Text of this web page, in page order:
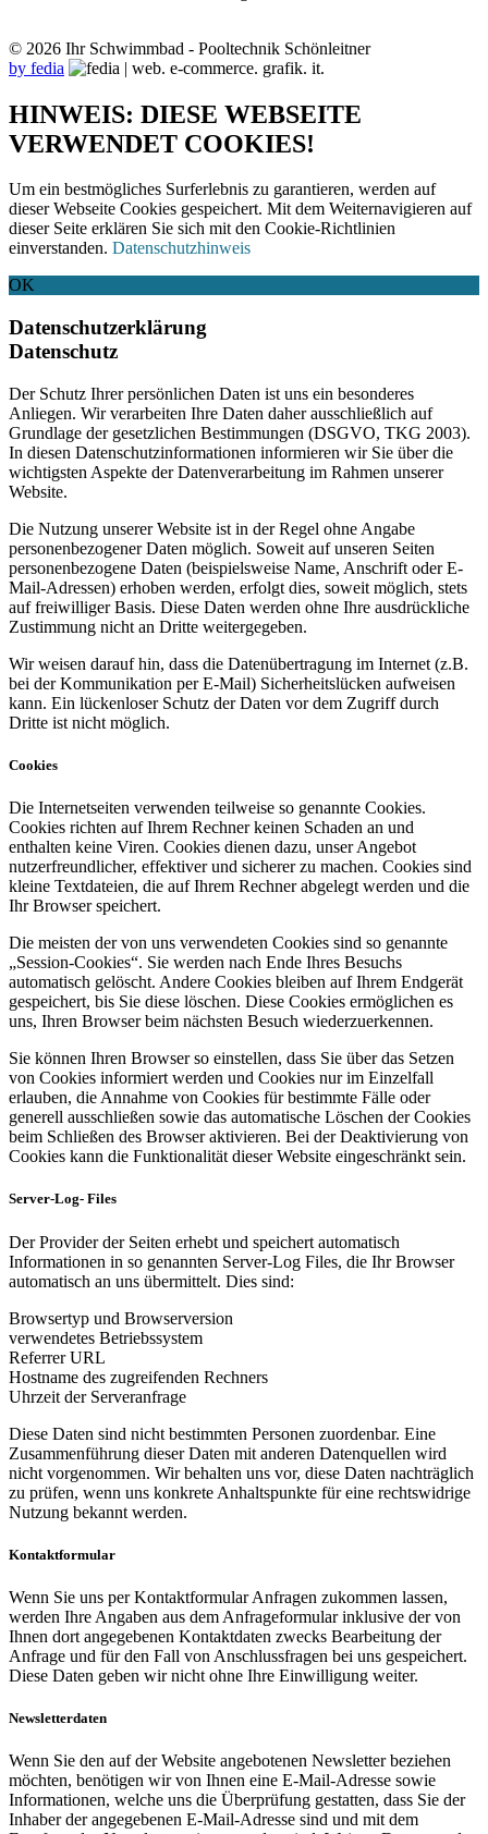
© 2026 Ihr Schwimmbad - Pooltechnik Schönleitner
by fedia
HINWEIS: DIESE WEBSEITE
VERWENDET COOKIES!
Um ein bestmögliches Surferlebnis zu garantieren, werden auf
dieser Webseite Cookies gespeichert. Mit dem Weiternavigieren auf
dieser Seite erklären Sie sich mit den Cookie-Richtlinien
einverstanden. Datenschutzhinweis
OK
Datenschutzerklärung
Datenschutz
Der Schutz Ihrer persönlichen Daten ist uns ein besonderes
Anliegen. Wir verarbeiten Ihre Daten daher ausschließlich auf
Grundlage der gesetzlichen Bestimmungen (DSGVO, TKG 2003).
In diesen Datenschutzinformationen informieren wir Sie über die
wichtigsten Aspekte der Datenverarbeitung im Rahmen unserer
Website.
Die Nutzung unserer Website ist in der Regel ohne Angabe
personenbezogener Daten möglich. Soweit auf unseren Seiten
personenbezogene Daten (beispielsweise Name, Anschrift oder E-
Mail-Adressen) erhoben werden, erfolgt dies, soweit möglich, stets
auf freiwilliger Basis. Diese Daten werden ohne Ihre ausdrückliche
Zustimmung nicht an Dritte weitergegeben.
Wir weisen darauf hin, dass die Datenübertragung im Internet (z.B.
bei der Kommunikation per E-Mail) Sicherheitslücken aufweisen
kann. Ein lückenloser Schutz der Daten vor dem Zugriff durch
Dritte ist nicht möglich.
Cookies
Die Internetseiten verwenden teilweise so genannte Cookies.
Cookies richten auf Ihrem Rechner keinen Schaden an und
enthalten keine Viren. Cookies dienen dazu, unser Angebot
nutzerfreundlicher, effektiver und sicherer zu machen. Cookies sind
kleine Textdateien, die auf Ihrem Rechner abgelegt werden und die
Ihr Browser speichert.
Die meisten der von uns verwendeten Cookies sind so genannte
„Session-Cookies“. Sie werden nach Ende Ihres Besuchs
automatisch gelöscht. Andere Cookies bleiben auf Ihrem Endgerät
gespeichert, bis Sie diese löschen. Diese Cookies ermöglichen es
uns, Ihren Browser beim nächsten Besuch wiederzuerkennen.
Sie können Ihren Browser so einstellen, dass Sie über das Setzen
von Cookies informiert werden und Cookies nur im Einzelfall
erlauben, die Annahme von Cookies für bestimmte Fälle oder
generell ausschließen sowie das automatische Löschen der Cookies
beim Schließen des Browser aktivieren. Bei der Deaktivierung von
Cookies kann die Funktionalität dieser Website eingeschränkt sein.
Server-Log- Files
Der Provider der Seiten erhebt und speichert automatisch
Informationen in so genannten Server-Log Files, die Ihr Browser
automatisch an uns übermittelt. Dies sind:
Browsertyp und Browserversion
verwendetes Betriebssystem
Referrer URL
Hostname des zugreifenden Rechners
Uhrzeit der Serveranfrage
Diese Daten sind nicht bestimmten Personen zuordenbar. Eine
Zusammenführung dieser Daten mit anderen Datenquellen wird
nicht vorgenommen. Wir behalten uns vor, diese Daten nachträglich
zu prüfen, wenn uns konkrete Anhaltspunkte für eine rechtswidrige
Nutzung bekannt werden.
Kontaktformular
Wenn Sie uns per Kontaktformular Anfragen zukommen lassen,
werden Ihre Angaben aus dem Anfrageformular inklusive der von
Ihnen dort angegebenen Kontaktdaten zwecks Bearbeitung der
Anfrage und für den Fall von Anschlussfragen bei uns gespeichert.
Diese Daten geben wir nicht ohne Ihre Einwilligung weiter.
Newsletterdaten
Wenn Sie den auf der Website angebotenen Newsletter beziehen
möchten, benötigen wir von Ihnen eine E-Mail-Adresse sowie
Informationen, welche uns die Überprüfung gestatten, dass Sie der
Inhaber der angegebenen E-Mail-Adresse sind und mit dem